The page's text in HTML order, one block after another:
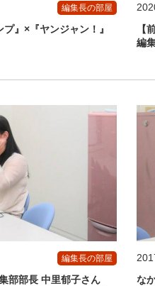
編集長の部屋
』×『ヤンジャン！』
【
編
編集長の部屋
部部長 中里郁子さん
な